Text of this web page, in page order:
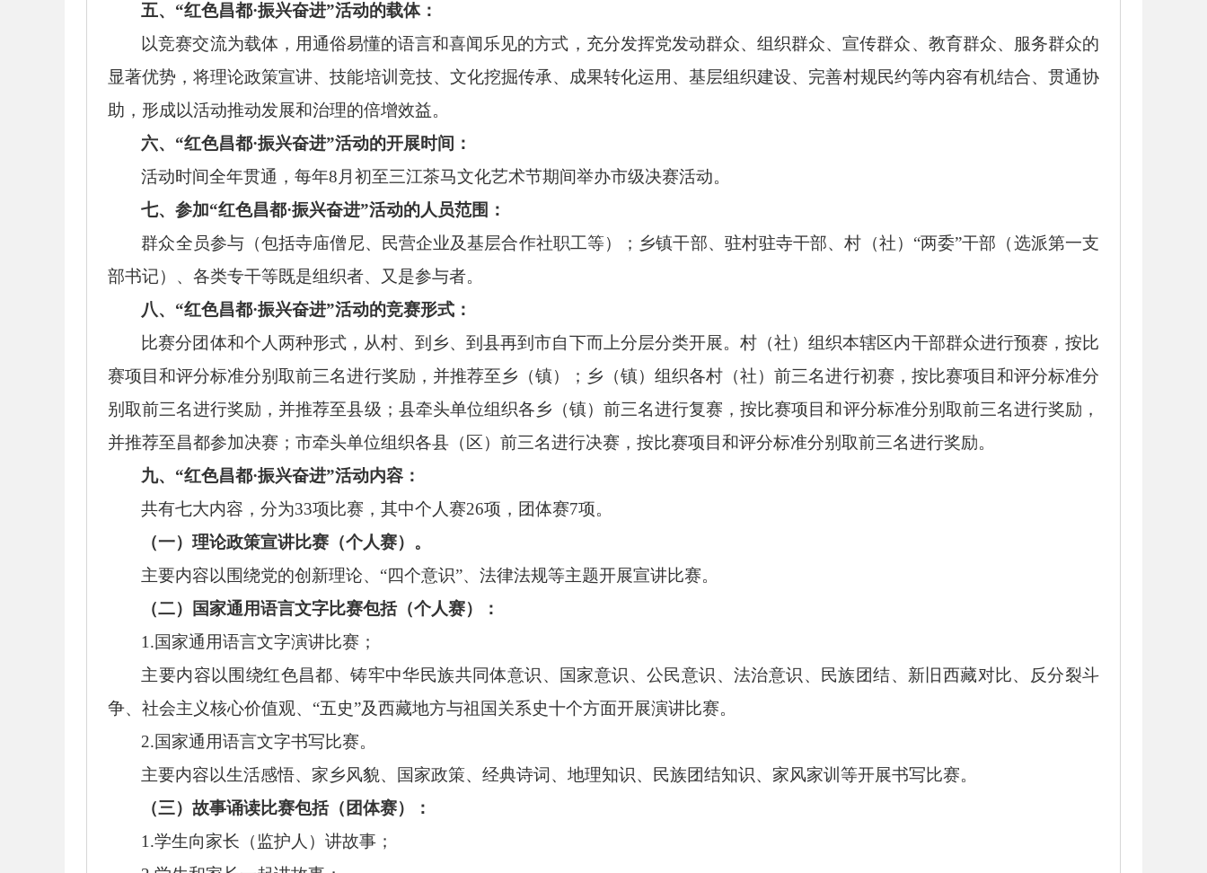
五、 “红色昌都·振兴奋进”活动的载体：
以竞赛交流为载体，用通俗易懂的语言和喜闻乐见的方式，充分发挥党发动群众、组织群众、宣传群众、教育群众、服务群众的
显著优势，将理论政策宣讲、技能培训竞技、文化挖掘传承、成果转化运用、基层组织建设、完善村规民约等内容有机结合、贯通协
助，形成以活动推动发展和治理的倍增效益。
六、 “红色昌都·振兴奋进”活动的开展时间：
活动时间全年贯通，每年8月初至三江茶马文化艺术节期间举办市级决赛活动。
七、参加“红色昌都·振兴奋进”活动的人员范围：
群众全员参与（包括寺庙僧尼、民营企业及基层合作社职工等）；乡镇干部、驻村驻寺干部、村（社） “两委”干部（选派第一支
部书记）、各类专干等既是组织者、又是参与者。
八、 “红色昌都·振兴奋进”活动的竞赛形式：
比赛分团体和个人两种形式，从村、到乡、到县再到市自下而上分层分类开展。村（社）组织本辖区内干部群众进行预赛，按比
赛项目和评分标准分别取前三名进行奖励，并推荐至乡（镇）；乡（镇）组织各村（社）前三名进行初赛，按比赛项目和评分标准分
别取前三名进行奖励，并推荐至县级；县牵头单位组织各乡（镇）前三名进行复赛，按比赛项目和评分标准分别取前三名进行奖励，
并推荐至昌都参加决赛；市牵头单位组织各县（区）前三名进行决赛，按比赛项目和评分标准分别取前三名进行奖励。
九、 “红色昌都·振兴奋进”活动内容：
共有七大内容，分为33项比赛，其中个人赛26项，团体赛7项。
（一）理论政策宣讲比赛（个人赛）。
主要内容以围绕党的创新理论、 “四个意识”、法律法规等主题开展宣讲比赛。
（二）国家通用语言文字比赛包括（个人赛）：
1.国家通用语言文字演讲比赛；
主要内容以围绕红色昌都、铸牢中华民族共同体意识、国家意识、公民意识、法治意识、民族团结、新旧西藏对比、反分裂斗
争、社会主义核心价值观、 “五史”及西藏地方与祖国关系史十个方面开展演讲比赛。
2.国家通用语言文字书写比赛。
主要内容以生活感悟、家乡风貌、国家政策、经典诗词、地理知识、民族团结知识、家风家训等开展书写比赛。
（三）故事诵读比赛包括（团体赛）：
1.学生向家长（监护人）讲故事；